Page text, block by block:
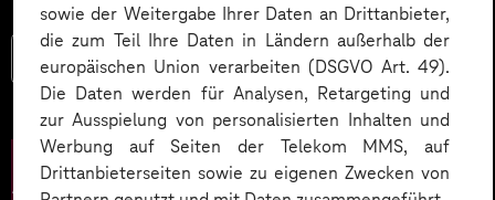
sowie der Weitergabe Ihrer Daten an Drittanbieter,
die zum Teil Ihre Daten in Ländern außerhalb der
europäischen Union verarbeiten (DSGVO Art. 49).
Die Daten werden für Analysen, Retargeting und
zur Ausspielung von personalisierten Inhalten und
Werbung auf Seiten der Telekom MMS, auf
Drittanbieterseiten sowie zu eigenen Zwecken von
Mehr lesen